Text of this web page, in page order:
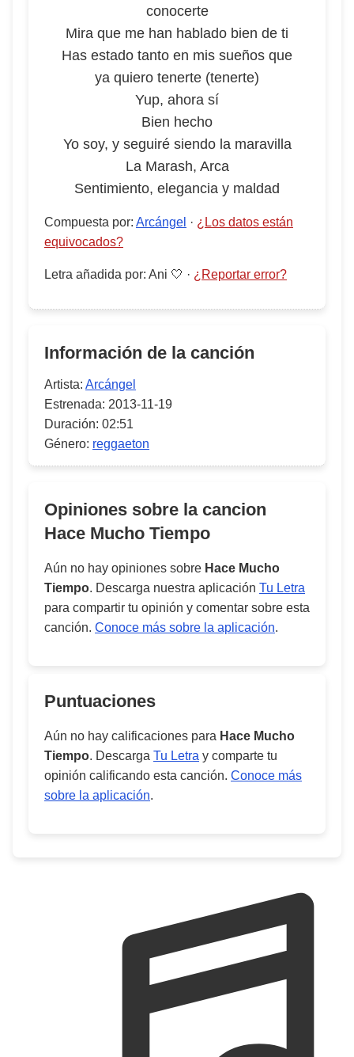
conocerte
Mira que me han hablado bien de ti
Has estado tanto en mis sueños que
ya quiero tenerte (tenerte)
Yup, ahora sí
Bien hecho
Yo soy, y seguiré siendo la maravilla
La Marash, Arca
Sentimiento, elegancia y maldad
Compuesta por: Arcángel · ¿Los datos están
equivocados?
Letra añadida por: Ani 🤍 · ¿Reportar error?
Información de la canción
Artista: Arcángel
Estrenada: 2013-11-19
Duración: 02:51
Género: reggaeton
Opiniones sobre la cancion
Hace Mucho Tiempo
Aún no hay opiniones sobre Hace Mucho
Tiempo. Descarga nuestra aplicación Tu Letra
para compartir tu opinión y comentar sobre esta
canción. Conoce más sobre la aplicación.
Puntuaciones
Aún no hay calificaciones para Hace Mucho
Tiempo. Descarga Tu Letra y comparte tu
opinión calificando esta canción. Conoce más
sobre la aplicación.